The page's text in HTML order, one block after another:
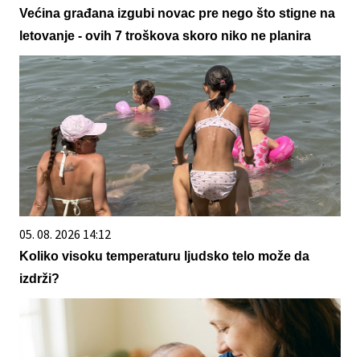
Većina građana izgubi novac pre nego što stigne na
letovanje - ovih 7 troškova skoro niko ne planira
05. 08. 2026 14:12
Koliko visoku temperaturu ljudsko telo može da
izdrži?